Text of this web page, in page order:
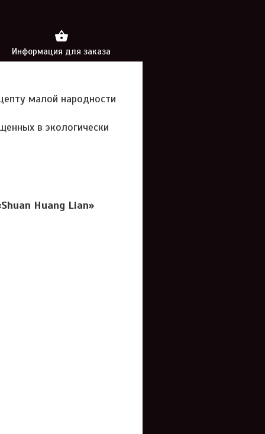
Информация для заказа
малой народности
в экологически
Huang Lian»